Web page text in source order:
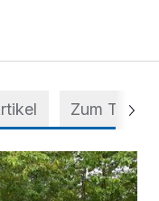
Zum Thema